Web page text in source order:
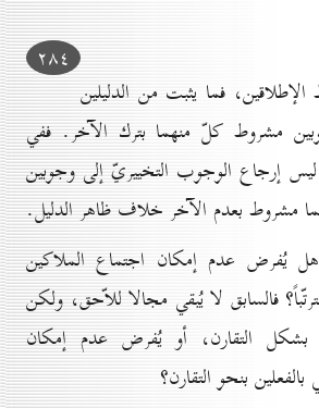
۲۸٤
الإطلاقين، فما يثبت من الدليلين
مشروط كلّ منهما بترك الآخر. ففي
ليس إرجاع الوجوب التخييريّ إلى وجوبين
مشروط بعدم الآخر خلاف ظاهر الدليل.
يُفرض عدم إمكان اجتماع الملاكين
فالسابق لا يُبقي مجالا للاّحق، ولكن
بشكل التقارن، أو يُفرض عدم إمكان
بنحو التقارن؟